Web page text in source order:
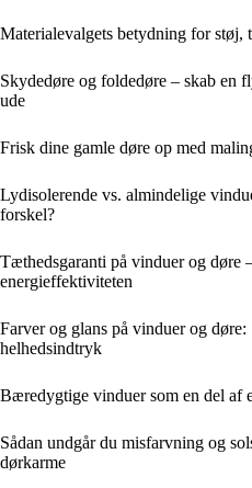
Materialevalgets betydning for
Skydedøre og foldedøre – skab en
ude
Frisk dine gamle døre op med
Lydisolerende vs. almindelige
forskel?
Tæthedsgaranti på vinduer og døre
energieffektiviteten
Farver og glans på vinduer og
helhedsindtryk
Bæredygtige vinduer som en del af
Sådan undgår du misfarvning og
dørkarme